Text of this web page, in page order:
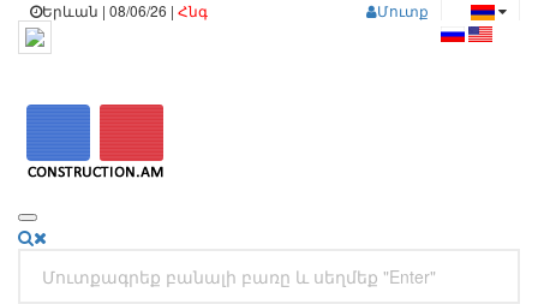
Մուտք
Երևան | 08/06/26 | Հնգ